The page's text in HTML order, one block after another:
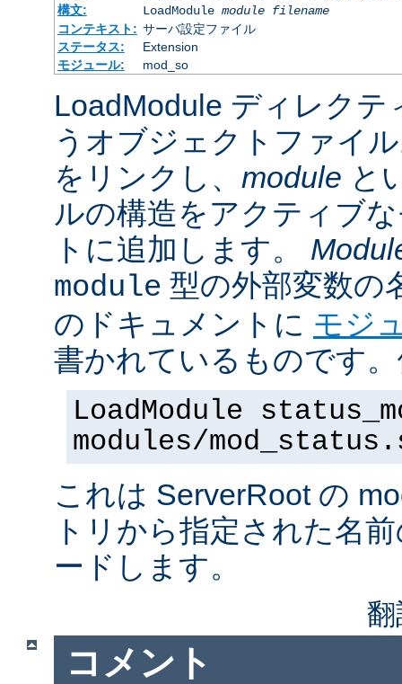
構文:
LoadModule module filename
コンテキスト: サーバ設定ファイル
ステータス:
Extension
モジュール:
mod_so
LoadModule ディレク
うオブジェクトファイ
をリンクし、 module と
ルの構造をアクティブ
トに追加します。
module 型の外部変数の
のドキュメントに モジ
書かれているものです
LoadModule
modules/
これは ServerRoot の
トリから指定された名
ードします。
コメント